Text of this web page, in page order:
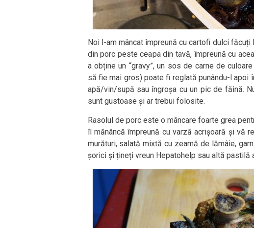
Noi l-am mâncat împreună cu cartofi dulci
din porc peste ceapa din tavă, împreună cu
a obține un “gravy”, un sos de carne de
să fie mai gros) poate fi reglată punându-l apoi
apă/vin/supă sau îngroșa cu un pic de făină.
sunt gustoase și ar trebui folosite.
Rasolul de porc este o mâncare foarte grea
îl mănâncă împreună cu varză acrișoară și vă
murături, salată mixtă cu zeamă de lămâie,
șorici și țineți vreun Hepatohelp sau altă pastilă